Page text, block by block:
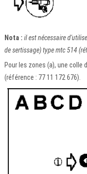
Nota : il est nécessaire
de sertissage) type mtc 514
Pour les zones (a), une colle
(référence : 77 11 172 676).